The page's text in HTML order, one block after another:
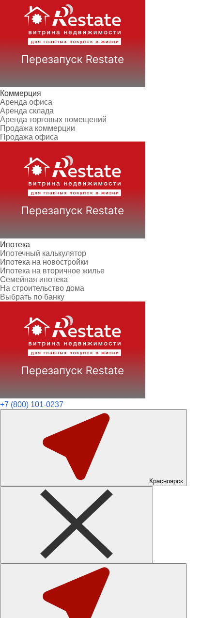
Коммерция
Аренда офиса
Аренда склада
Аренда торговых помещений
Продажа коммерции
Продажа офиса
Ипотека
Ипотечный калькулятор
Ипотека на новостройки
Ипотека на вторичное жилье
Семейная ипотека
На строительство дома
Выбрать по банку
+7 (800) 101-0237
Красноярск